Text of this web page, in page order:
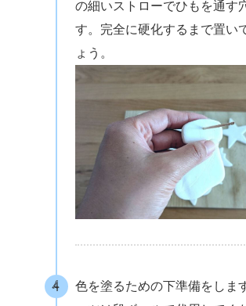
の細いストローでひもを通す
す。完全に硬化するまで置い
ょう。
色を塗るための下準備をしま